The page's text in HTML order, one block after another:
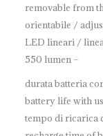
removable from
orientabile /
LED lineari /
550 lumen –
durata batteria
battery life with
tempo di ricarica